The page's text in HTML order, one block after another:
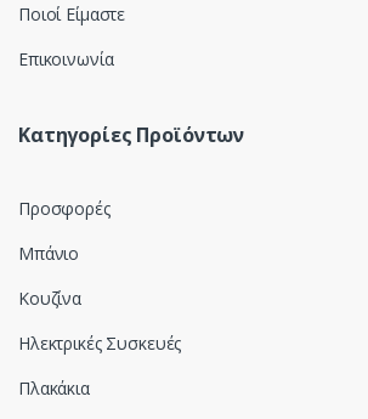
Ποιοί Είμαστε
Επικοινωνία
Κατηγορίες Προϊόντων
Προσφορές
Μπάνιο
Κουζίνα
Ηλεκτρικές Συσκευές
Πλακάκια